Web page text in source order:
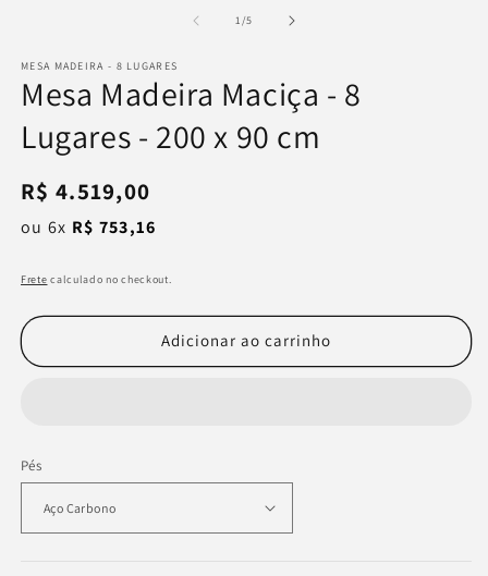
modal
1/de
5
MESA MADEIRA - 8 LUGARES
Mesa Madeira Maciça - 8
Lugares - 200 x 90 cm
Preço
normal
R$ 4.519,00
ou 6x R$ 753,16
Frete calculado no checkout.
Adicionar ao carrinho
Pés